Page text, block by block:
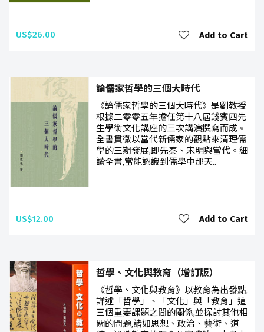
US$26.00 Add to Cart
論儒家哲學的三個大時代
《論儒家哲學的三個大時代》是劉教授
根據二零零五年擔任第十八屆錢賓四先
生學術文化講座的三次講演撰寫而成。
全書貫徹以當代新儒家的觀點來清理儒
學的三期發展,即先秦、宋明與當代。細
讀全書,當能認識到儒學中那天..
US$12.00 Add to Cart
哲學、文化與教育（增訂版）
《哲學、文化與教育》以教育為出發點,
詳述「哲學」、「文化」與「教育」這
三個重要課題之間的關係,並探討其他相
關的問題,諸如思想、政治、藝術、道